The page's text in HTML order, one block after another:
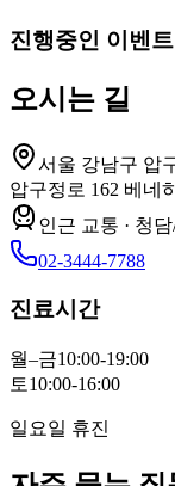
진행중인 이벤
오시는 길
서울 강남구 압
압구정로 162 베네
인근 교통 · 청
02-3444-7788
진료시간
월–금10:00-19:00
토10:00-16:00
일요일 휴진